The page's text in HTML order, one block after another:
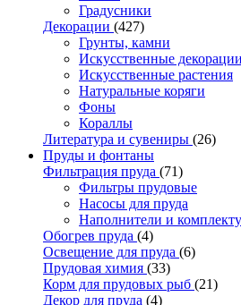
Градусники
Декорации (427)
Грунты, камни
Искусственные декорации
Искусственные растения
Натуральные коряги
Фоны
Кораллы
Литература и сувениры (26)
Пруды и фонтаны
Фильтрация пруда (71)
Фильтры прудовые
Насосы для пруда
Наполнители и
Обогрев пруда (4)
Освещение для пруда (6)
Прудовая химия (33)
Корм для прудовых рыб (21)
Декор для пруда (4)